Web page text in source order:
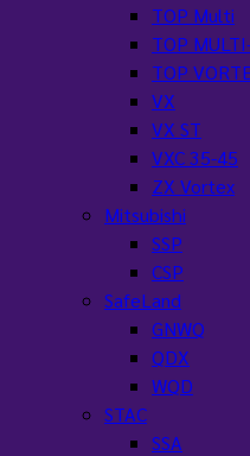
TOP Multi
TOP
TOP
VX
VX ST
VXC 35-45
ZX Vortex
Mitsubishi
SSP
CSP
SafeLand
GNWQ
QDX
WQD
STAC
SSA